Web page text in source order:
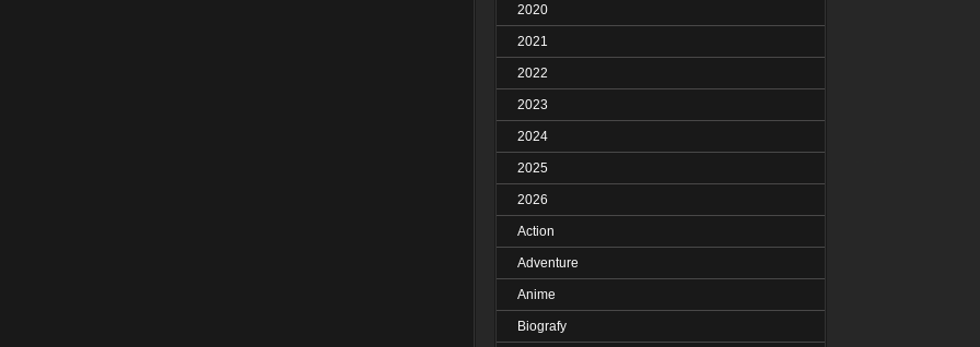
2020
2021
2022
2023
2024
2025
2026
Action
Adventure
Anime
Biografy